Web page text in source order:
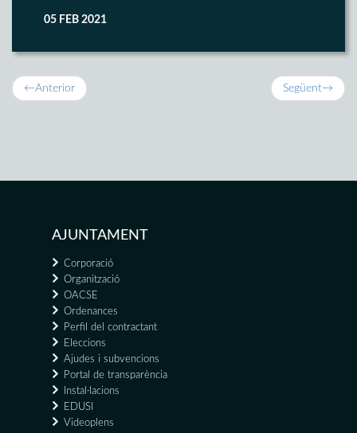
05 FEB 2021
←Anterior Següent→
AJUNTAMENT
Corporació
Organització
OACSE
Ordenances
Perfil del contractant
Eleccions
Ajudes i subvencions
Portal de transparència
Instal·lacions
EDUSI
Videoplens